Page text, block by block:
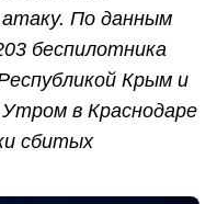
По данным
беспилотника
Крым и
в Краснодаре
сбитых